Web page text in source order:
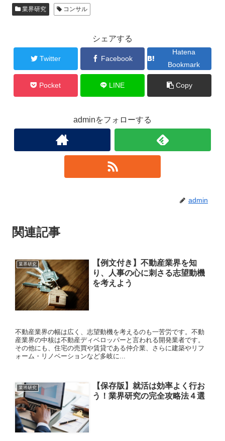
業界研究 コンサル
シェアする
Twitter Facebook
Hatena
Bookmark
Pocket LINE Copy
adminをフォローする
admin
関連記事
業界研究
【例文付き】不動産業界を知
り、人事の心に刺さる志望動機
を考えよう
不動産業界の幅は広く、志望動機を考えるのも一苦労です。不動
産業界の中核は不動産ディベロッパーと言われる開発業者です。
その他にも、住宅の売買や賃貸である仲介業、さらに建築やリフ
ォーム・リノベーションなど多岐に...
業界研究
【保存版】就活は効率よく行お
う！業界研究の完全攻略法４選